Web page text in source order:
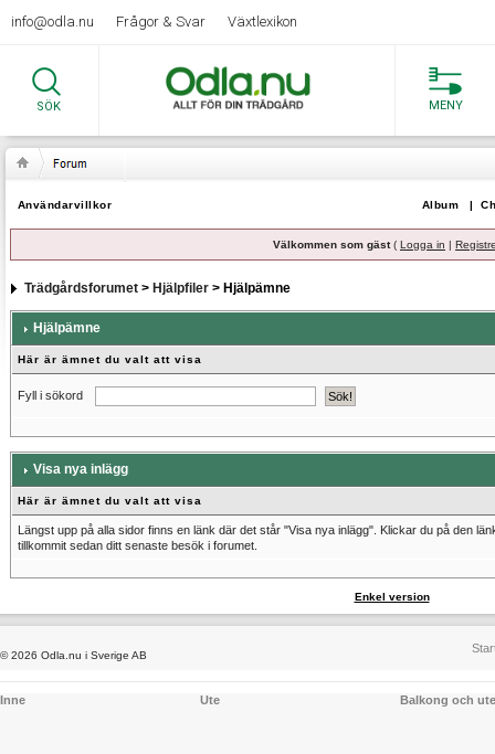
info@odla.nu Frågor & Svar Växtlexikon
SÖK MENY
Användarvillkor Album |
Välkommen som gäst( Logga in |
Trädgårdsforumet> Hjälpfiler> Hjälpämne
Hjälpämne
Här är ämnet du valt att visa
Fyll i sökord
Visa nya inlägg
Här är ämnet du valt att visa
Längst upp på alla sidor finns en länk där det står "Visa nya inlägg". Klickar du på den
tillkommit sedan ditt senaste besök i forumet.
Enkel version
© 2026 Odla.nu i Sverige AB
Inne Ute Balkong och